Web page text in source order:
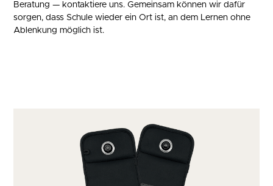
Beratung — kontaktiere uns. Gemeinsam können wir dafür
sorgen, dass Schule wieder ein Ort ist, an dem Lernen ohne
Ablenkung möglich ist.